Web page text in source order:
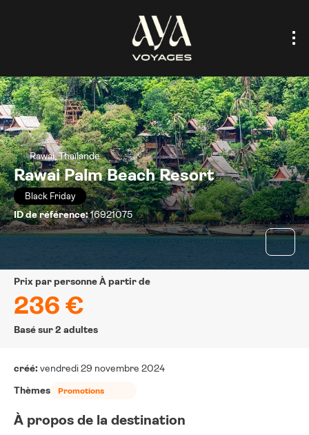
Rawai, Thaïlande
Rawai Palm Beach Resort
Black Friday
ID de référence:16921075
prix par personne À partir de
236 €
Basé sur 2 adultes
créé:vendredi 29 novembre 2024
Thèmes
Promotions
À propos de la destination